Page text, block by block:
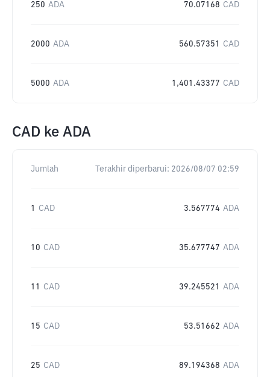
250 ADA 70.07168 CAD
2000 ADA 560.57351 CAD
5000 ADA 1,401.43377 CAD
CAD ke ADA
Jumlah Terakhir diperbarui: 2026/08/07 02:59
1 CAD 3.567774 ADA
10 CAD 35.677747 ADA
11 CAD 39.245521 ADA
15 CAD 53.51662 ADA
25 CAD 89.194368 ADA